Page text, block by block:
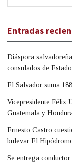
Entradas
Diáspora
consulados de
El Salvador suma
Vicepresidente Félix
Guatemala y
Ernesto Castro
bulevar El
Se entrega